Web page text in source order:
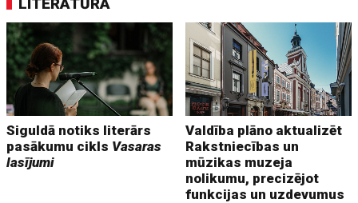
Siguldā notiks literārs
pasākumu cikls Vasaras
lasījumi
Valdība plāno aktualizēt
Rakstniecības un
mūzikas muzeja
nolikumu, precizējot
funkcijas un uzdevumus